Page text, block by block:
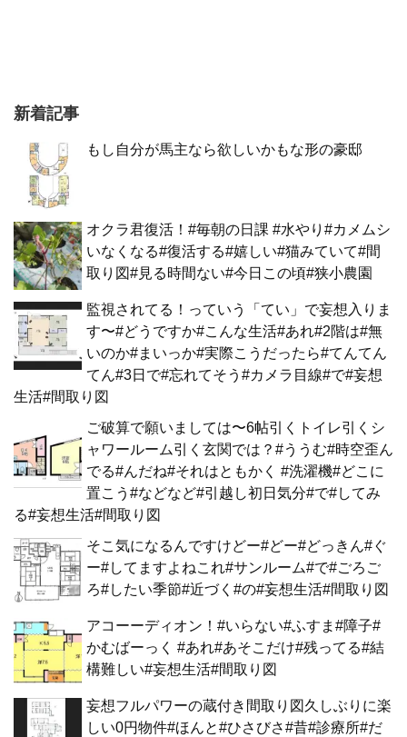
新着記事
もし自分が馬主なら欲しいかもな形の豪邸
オクラ君復活！#毎朝の日課 #水やり#カメムシ
いなくなる#復活する#嬉しい#猫みていて#間
取り図#見る時間ない#今日この頃#狭小農園
監視されてる！っていう「てい」で妄想入りま
す〜#どうですか#こんな生活#あれ#2階は#無
いのか#まいっか#実際こうだったら#てんてん
てん#3日で#忘れてそう#カメラ目線#で#妄想
生活#間取り図
ご破算で願いましては〜6帖引くトイレ引くシ
ャワールーム引く玄関では？#ううむ#時空歪ん
でる#んだね#それはともかく #洗濯機#どこに
置こう#などなど#引越し初日気分#で#してみ
る#妄想生活#間取り図
そこ気になるんですけどー#どー#どっきん#ぐ
ー#してますよねこれ#サンルーム#で#ごろご
ろ#したい季節#近づく#の#妄想生活#間取り図
アコーーディオン！#いらない#ふすま#障子#
かむばーっく #あれ#あそこだけ#残ってる#結
構難しい#妄想生活#間取り図
妄想フルパワーの蔵付き間取り図久しぶりに楽
しい0円物件#ほんと#ひさびさ#昔#診療所#だ